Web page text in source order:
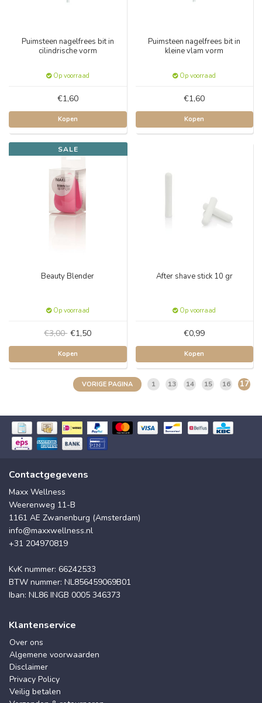
Puimsteen nagelfrees bit in
cilindrische vorm
Op voorraad
€1,60
Kopen
Puimsteen nagelfrees bit in
kleine vlam vorm
Op voorraad
€1,60
Kopen
SALE
Beauty Blender
Op voorraad
€3,00 €1,50
Kopen
After shave stick 10 gr
Op voorraad
€0,99
Kopen
VORIGE PAGINA 1 13 14 15 16 17
Contactgegevens
Maxx Wellness
Weerenweg 11-B
1161 AE Zwanenburg (Amsterdam)
info@maxxwellness.nl
+31 204970819
KvK nummer: 66242533
BTW nummer: NL856459069B01
Iban: NL86 INGB 0005 346373
Klantenservice
Over ons
Algemene voorwaarden
Disclaimer
Privacy Policy
Veilig betalen